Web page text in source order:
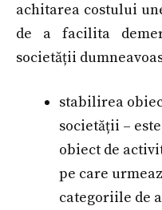
achitarea costului
de a facilita
societății
stabilirea
societății –
obiect de
pe care
categoriile de